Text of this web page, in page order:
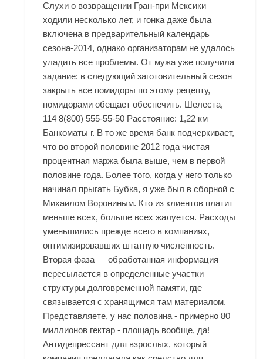
Слухи о возвращении Гран-при Мексики
ходили несколько лет, и гонка даже была
включена в предварительный календарь
сезона-2014, однако организаторам не удалось
уладить все проблемы. От мужа уже получила
задание: в следующий заготовительный сезон
закрыть все помидоры по этому рецепту,
помидорами обещает обеспечить. Шелеста,
114 8(800) 555-55-50 Расстояние: 1,22 км
Банкоматы г. В то же время банк подчеркивает,
что во второй половине 2012 года чистая
процентная маржа была выше, чем в первой
половине года. Более того, когда у него только
начинал прыгать Бубка, я уже был в сборной с
Михаилом Ворониным. Кто из клиентов платит
меньше всех, больше всех жалуется. Расходы
уменьшились прежде всего в компаниях,
оптимизировавших штатную численность.
Вторая фаза — обработанная информация
пересылается в определенные участки
структуры долговременной памяти, где
связывается с хранящимся там материалом.
Представляете, у нас половина - примерно 80
миллионов гектар - площадь вообще, да!
Антидепрессант для взрослых, который